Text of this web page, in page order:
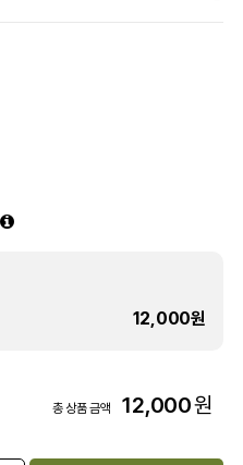
12,000원
총 상품 금액 12,000원